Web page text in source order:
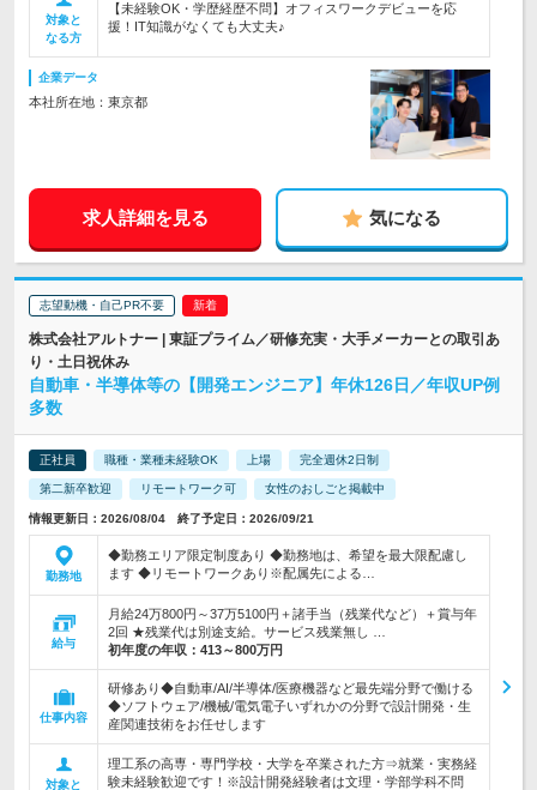
対象と
なる方
【未経験OK・学歴経歴不問】オフィスワークデビューを応
援！IT知識がなくても大丈夫♪
企業データ
本社所在地：東京都
求人詳細を見る 気になる
志望動機・自己PR不要
株式会社アルトナー | 東証プライム／研修充実・大手メーカーとの取引あ
り・土日祝休み
自動車・半導体等の【開発エンジニア】年休126日／年収UP例
多数
正社員 職種・業種未経験OK 上場 完全週休2日制
第二新卒歓迎 リモートワーク可 女性のおしごと掲載中
情報更新日：2026/08/04 終了予定日：2026/09/21
勤務地
◆勤務エリア限定制度あり ◆勤務地は、希望を最大限配慮し
ます ◆リモートワークあり※配属先による…
給与
月給24万800円～37万5100円＋諸手当（残業代など）＋賞与年
2回 ★残業代は別途支給。サービス残業無し …
初年度の年収： 413～800万円
仕事内容
研修あり◆自動車/AI/半導体/医療機器など最先端分野で働ける
◆ソフトウェア/機械/電気電子いずれかの分野で設計開発・生
産関連技術をお任せします
対象と
理工系の高専・専門学校・大学を卒業された方⇒就業・実務経
験未経験歓迎です！※設計開発経験者は文理・学部学科不問